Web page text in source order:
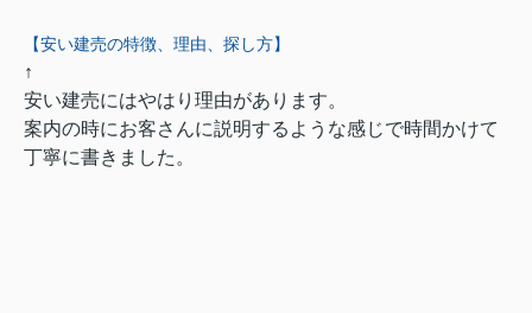
【安い建売の特徴、理由、探し方】
↑
安い建売にはやはり理由があります。
案内の時にお客さんに説明するような感じで時間かけて
丁寧に書きました。